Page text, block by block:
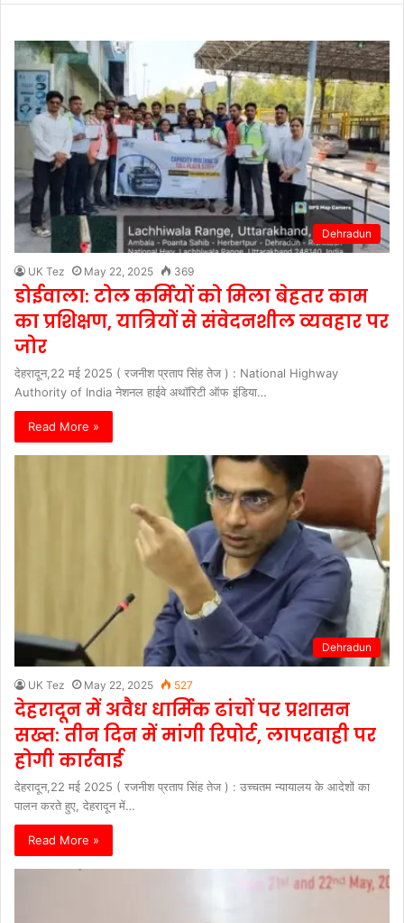
Dehradun
UK Tez May 22, 2025 369
डोईवाला: टोल कर्मियों को मिला बेहतर काम
का प्रशिक्षण, यात्रियों से संवेदनशील व्यवहार पर
जोर
देहरादून,22 मई 2025 ( रजनीश प्रताप सिंह तेज ) : National Highway
Authority of India नेशनल हाईवे अथॉरिटी ऑफ इंडिया…
Read More »
Dehradun
UK Tez May 22, 2025 527
देहरादून में अवैध धार्मिक ढांचों पर प्रशासन
सख्त: तीन दिन में मांगी रिपोर्ट, लापरवाही पर
होगी कार्रवाई
देहरादून,22 मई 2025 ( रजनीश प्रताप सिंह तेज ) : उच्चतम न्यायालय के आदेशों का
पालन करते हुए, देहरादून में…
Read More »